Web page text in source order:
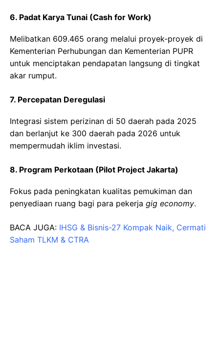
6. Padat Karya Tunai (Cash for Work)
Melibatkan 609.465 orang melalui proyek-proyek di
Kementerian Perhubungan dan Kementerian PUPR
untuk menciptakan pendapatan langsung di tingkat
akar rumput.
7. Percepatan Deregulasi
Integrasi sistem perizinan di 50 daerah pada 2025
dan berlanjut ke 300 daerah pada 2026 untuk
mempermudah iklim investasi.
8. Program Perkotaan (Pilot Project Jakarta)
Fokus pada peningkatan kualitas pemukiman dan
penyediaan ruang bagi para pekerja gig economy.
BACA JUGA: IHSG & Bisnis-27 Kompak Naik, Cermati
Saham TLKM & CTRA